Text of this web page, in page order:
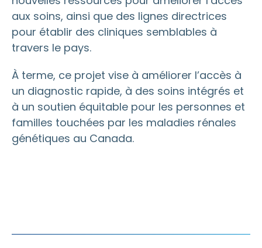
aux soins, ainsi que des lignes directrices
pour établir des cliniques semblables à
travers le pays.
À terme, ce projet vise à améliorer l’accès à
un diagnostic rapide, à des soins intégrés et
à un soutien équitable pour les personnes et
familles touchées par les maladies rénales
génétiques au Canada.